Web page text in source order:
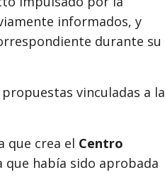
informados, y
durante su
vinculadas a la
que crea el Centro
que había sido aprobada